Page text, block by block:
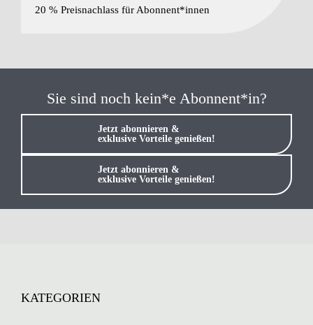
20 % Preisnachlass für Abonnent*innen
Sie sind noch kein*e Abonnent*in?
Jetzt abonnieren &
exklusive Vorteile genießen!
Jetzt abonnieren &
exklusive Vorteile genießen!
KATEGORIEN